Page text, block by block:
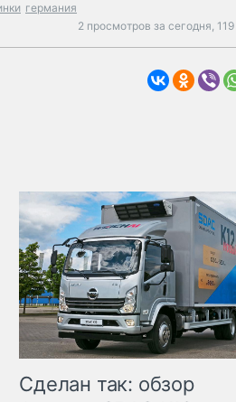
германия
2 просмотров за сегодня,
Сделан так: обзор